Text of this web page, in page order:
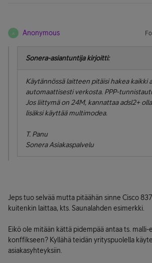
A Anonymous
Sonera-asiantuntija kirjoitti:
Käytännössä laitteen pitäisi hakea kaikki
automaattisesti verkosta. PPP-
Jos liittymä on 24M, kannattaa adsl2+
lisäksi käyttää multimodea.
T. Panu
Sonera Asiakaspalvelu
Jeps tuo selvää mutta pitäähän sinne Cisco
kuitenkin laittaa, kts. Saunalahden esimerkki.
Eikö ole mitään kättä pidempää antaa ts. malli-
konffikseen? Kyllähä teidän yrityspuolella
asiakasyhteyksiin.